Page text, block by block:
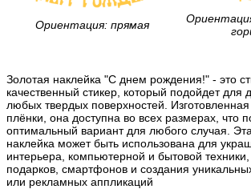
Ориентация: прямая
Золотая наклейка "С днем рождения!" - это
качественный стикер, который подойдет для
любых твердых поверхностей.
плёнки, она доступна во всех размерах, что
оптимальный вариант для любого случая.
наклейка может быть использована для
интерьера, компьютерной и бытовой техники,
подарков, смартфонов и создания
или рекламных аппликаций